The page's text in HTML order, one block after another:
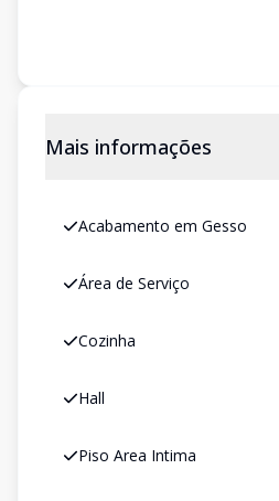
Mais informações
Acabamento em Gesso
Área de Serviço
Cozinha
Hall
Piso Area Intima